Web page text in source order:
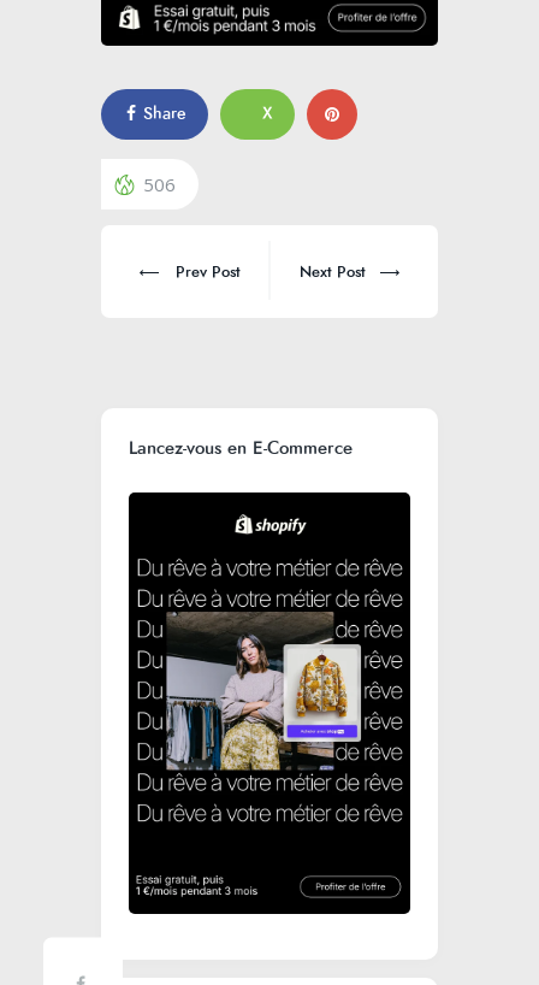
Share X
506
Prev Post Next Post
Lancez-vous en E-Commerce